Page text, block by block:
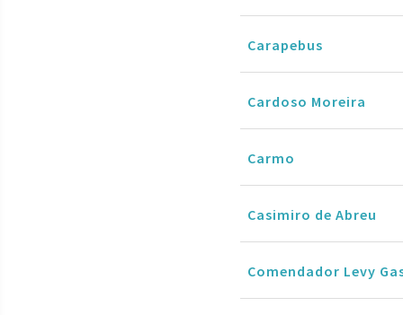
Carapebus
Cardoso Moreira
Carmo
Casimiro de Abreu
Comendador Levy